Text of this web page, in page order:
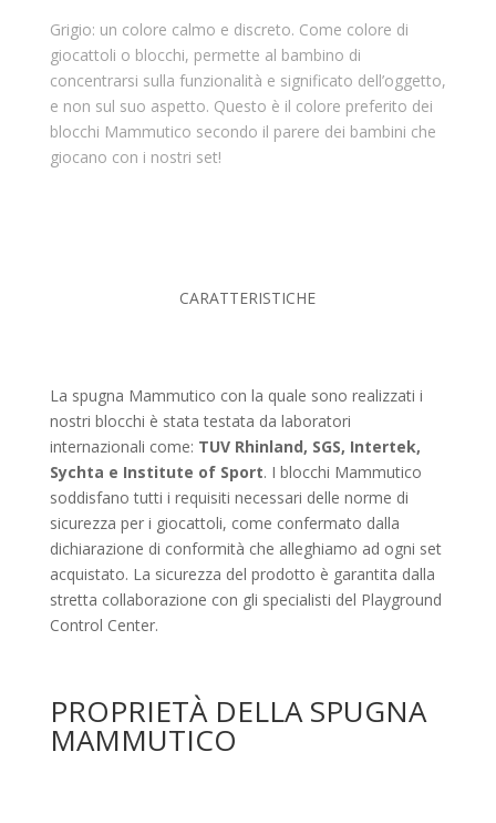
Grigio: un colore calmo e discreto. Come colore di
giocattoli o blocchi, permette al bambino di
concentrarsi sulla funzionalità e significato dell’oggetto,
e non sul suo aspetto. Questo è il colore preferito dei
blocchi Mammutico secondo il parere dei bambini che
giocano con i nostri set!
CARATTERISTICHE
La spugna Mammutico con la quale sono realizzati i
nostri blocchi è stata testata da laboratori
internazionali come: TUV Rhinland, SGS, Intertek,
Sychta e Institute of Sport. I blocchi Mammutico
soddisfano tutti i requisiti necessari delle norme di
sicurezza per i giocattoli, come confermato dalla
dichiarazione di conformità che alleghiamo ad ogni set
acquistato. La sicurezza del prodotto è garantita dalla
stretta collaborazione con gli specialisti del Playground
Control Center.
PROPRIETÀ DELLA SPUGNA
MAMMUTICO